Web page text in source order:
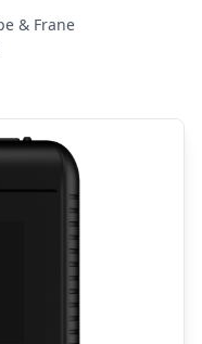
& Frane